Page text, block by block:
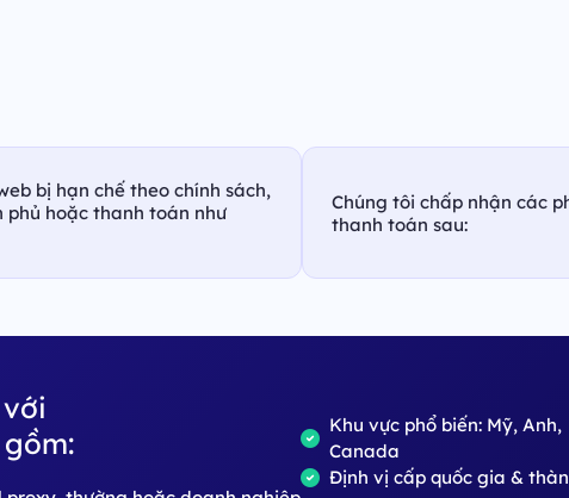
bị hạn chế theo chính sách,
hoặc thanh toán như
Chúng tôi chấp nhận các
thanh toán sau:
Khu vực phổ biến: Mỹ, Anh,
Canada
Định vị cấp quốc gia &